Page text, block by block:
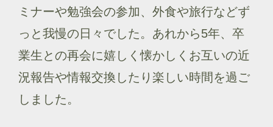
ミナーや勉強会の参加、外食や旅行などず
っと我慢の日々でした。あれから5年、卒
業生との再会に嬉しく懐かしくお互いの近
況報告や情報交換したり楽しい時間を過ご
しました。